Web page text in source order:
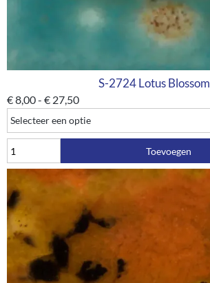
S-2724 Lotus Blossom
€8,00- € 27,50
Toevoegen